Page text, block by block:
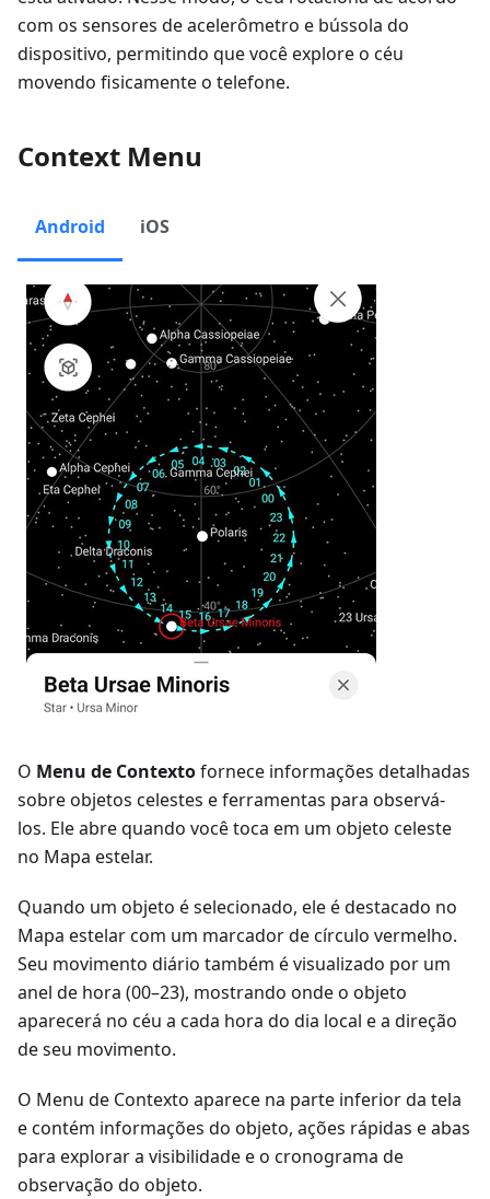
com os sensores de acelerômetro e bússola do
dispositivo, permitindo que você explore o céu
movendo fisicamente o telefone.
Context Menu
Android iOS
O Menu de Contextofornece informações detalhadas
sobre objetos celestes e ferramentas para observá-
los. Ele abre quando você toca em um objeto celeste
no Mapa estelar.
Quando um objeto é selecionado, ele é destacado no
Mapa estelar com um marcador de círculo vermelho.
Seu movimento diário também é visualizado por um
anel de hora (00–23), mostrando onde o objeto
aparecerá no céu a cada hora do dia local e a direção
de seu movimento.
O Menu de Contexto aparece na parte inferior da tela
e contém informações do objeto, ações rápidas e abas
para explorar a visibilidade e o cronograma de
observação do objeto.